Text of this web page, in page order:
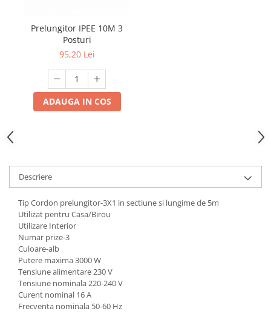
Multimetru Digital
Prelungitoare/Derulatoare
Starter/Droser
Triplu Stecher
Feronerie
Butuc yala,Broaste usa,Lacat
Tablou si sigurante electrice
Scule / utile / sonerii/ rulete
Adezivi si benzi adezive
Prelungitor IPEE 10M 3
Posturi
95,20 Lei
ADAUGA IN COS
Descriere
Tip Cordon prelungitor-3X1 in sectiune si lungime de 5m
Utilizat pentru Casa/Birou
Utilizare Interior
Numar prize-3
Culoare-alb
Putere maxima 3000 W
Tensiune alimentare 230 V
Tensiune nominala 220-240 V
Curent nominal 16 A
Frecventa nominala 50-60 Hz